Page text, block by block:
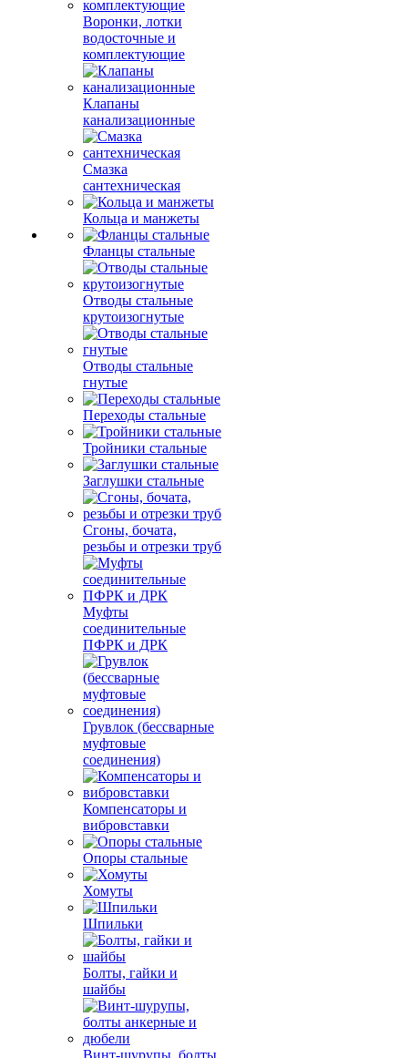
Воронки, лотки
водосточные и
комплектующие
Клапаны
канализационные
Смазка
сантехническая
Кольца и манжеты
Фланцы стальные
Отводы стальные
крутоизогнутые
Отводы стальные
гнутые
Переходы стальные
Тройники стальные
Заглушки стальные
Сгоны, бочата,
резьбы и отрезки труб
Муфты
соединительные
ПФРК и ДРК
Грувлок (бессварные
муфтовые
соединения)
Компенсаторы и
вибровставки
Опоры стальные
Хомуты
Шпильки
Болты, гайки и
шайбы
Винт-шурупы, болты